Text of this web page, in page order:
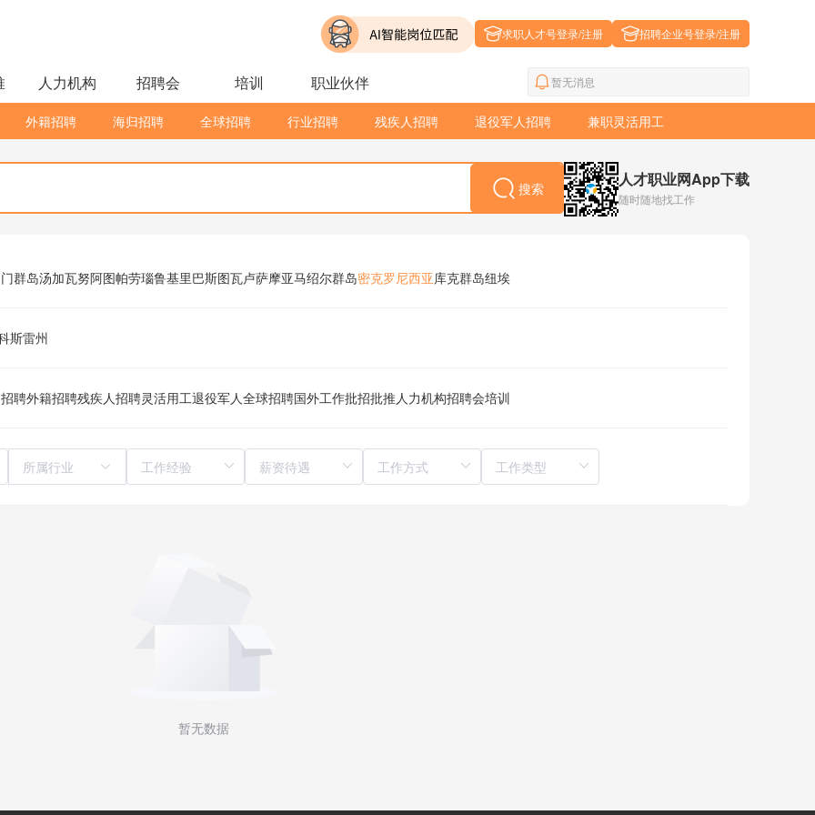
求职人才号登录/注册 招聘企业号登录/注册
人力机构 招聘会 培训 职业伙伴 暂无消息
外籍招聘 海归招聘 全球招聘 行业招聘 残疾人招聘 退役军人招聘 兼职灵活用工
搜索 人才职业网App下载
随时随地找工作
群岛汤加瓦努阿图帕劳瑙鲁基里巴斯图瓦卢萨摩亚马绍尔群岛密克罗尼西亚库克群岛纽埃
斯雷州
聘外籍招聘残疾人招聘灵活用工退役军人全球招聘国外工作批招批推人力机构招聘会培训
所属行业
暂无数据